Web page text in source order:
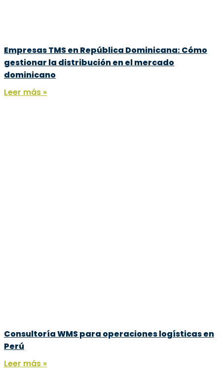
Empresas TMS en República Dominicana: Cómo
gestionar la distribución en el mercado
dominicano
Leer más »
Consultoría WMS para operaciones logísticas en
Perú
Leer más »